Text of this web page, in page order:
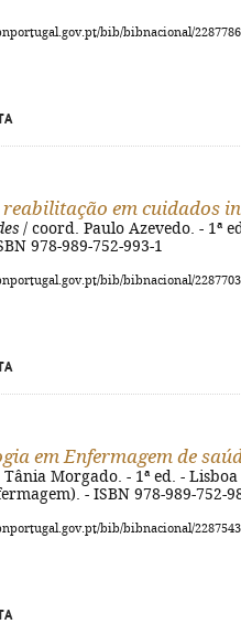
bib/bibnacional/2287786
reabilitação em cuidados
/ coord. Paulo Azevedo. - 1ª
978-989-752-993-1
bib/bibnacional/2287703
em Enfermagem de
Morgado. - 1ª ed. -
- ISBN 978-989-752-
bib/bibnacional/2287543